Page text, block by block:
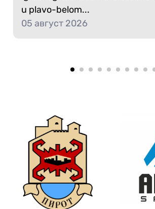
u plavo-belom...
05 август 2026